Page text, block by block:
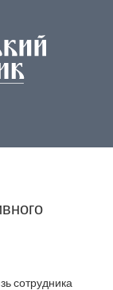
сотрудника